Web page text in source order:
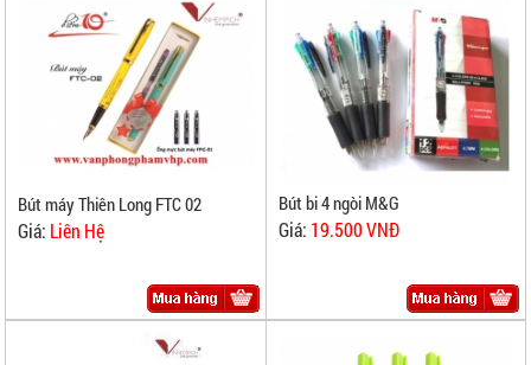
Bút máy Thiên Long FTC 02
Giá: Liên Hệ
Bút bi 4 ngòi M&G
Giá: 19.500 VNĐ